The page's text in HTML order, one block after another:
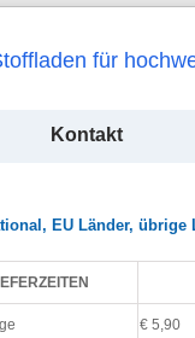
für
Kontakt
EU Länder, übrige
€ 5,90